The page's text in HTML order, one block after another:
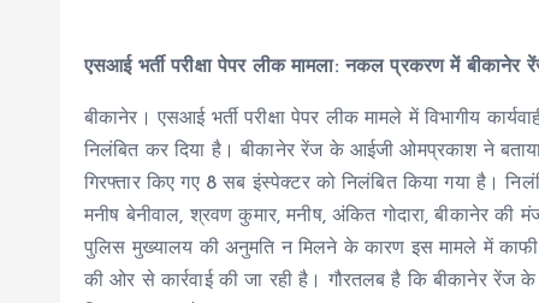
एसआई भर्ती परीक्षा पेपर लीक मामला: नकल प्रकरण में
बीकानेर। एसआई भर्ती परीक्षा पेपर लीक मामले में विभागीय
निलंबित कर दिया है। बीकानेर रेंज के आईजी ओमप्रकाश ने
गिरफ्तार किए गए 8 सब इंस्पेक्टर को निलंबित किया गया है।
मनीष बेनीवाल, श्रवण कुमार, मनीष, अंकित गोदारा, बीकानेर
पुलिस मुख्यालय की अनुमति न मिलने के कारण इस मामले में
की ओर से कार्रवाई की जा रही है। गौरतलब है कि बीकानेर